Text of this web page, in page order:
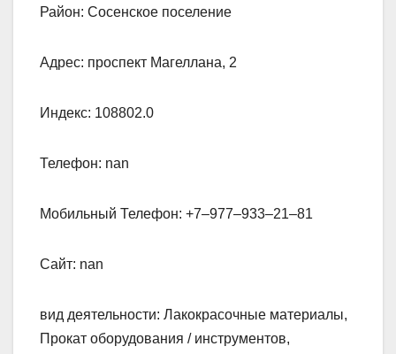
Район: Сосенское поселение
Адрес: проспект Магеллана, 2
Индекс: 108802.0
Телефон: nan
Мобильный Телефон: +7‒977‒933‒21‒81
Сайт: nan
вид деятельности: Лакокрасочные материалы,
Прокат оборудования / инструментов,